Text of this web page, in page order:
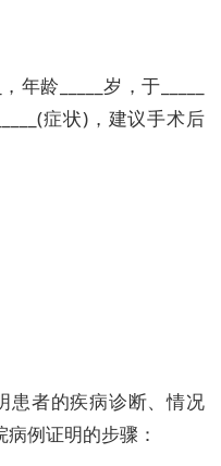
年龄_____岁，于_____
症状)，建议手术后
患者的疾病诊断、情况
例证明的步骤：